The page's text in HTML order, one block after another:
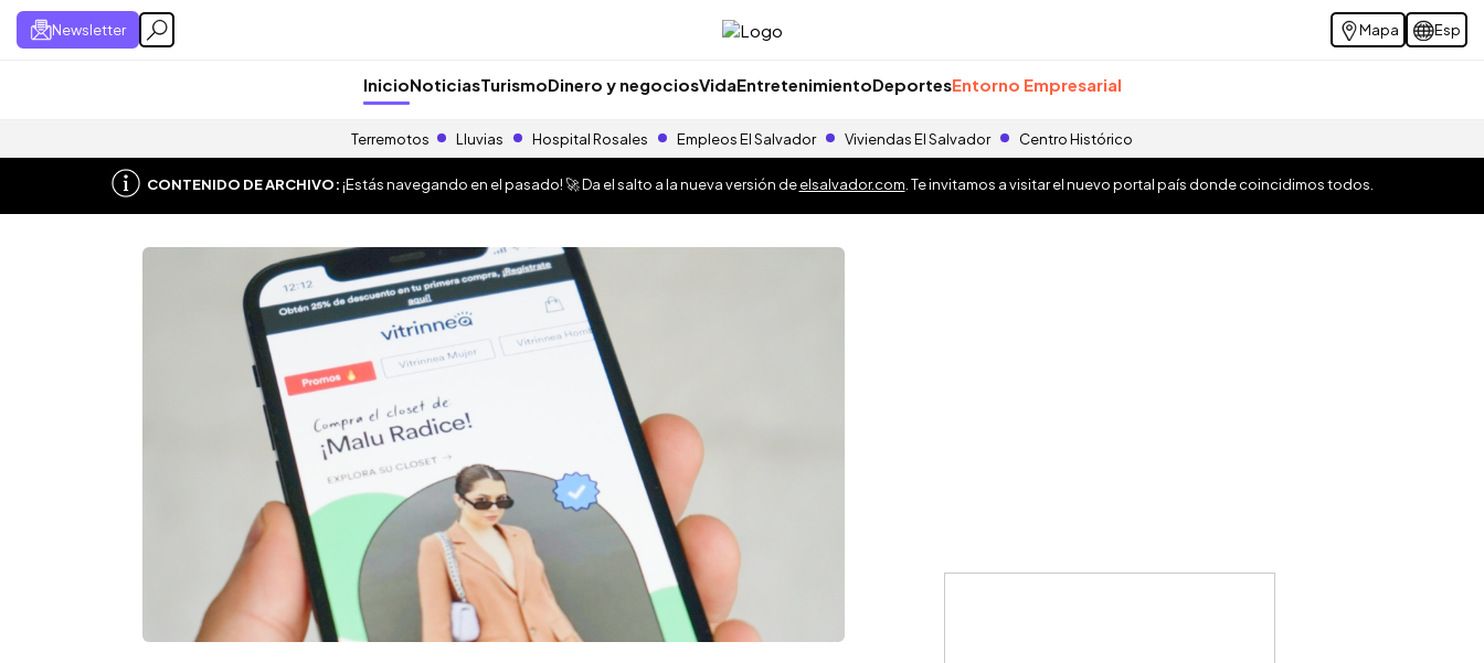
Newsletter Mapa Esp
InicioNoticiasTurismoDinero y negociosVidaEntretenimientoDeportesEntorno Empresarial
Terremotos Lluvias Hospital Rosales Empleos El Salvador Viviendas El Salvador Centro Histórico
CONTENIDO DE ARCHIVO:¡Estás navegando en el pasado! 🚀 Da el salto a la nueva versión deelsalvador.com . Te invitamos a visitar el nuevo portal país donde coincidimos todos.